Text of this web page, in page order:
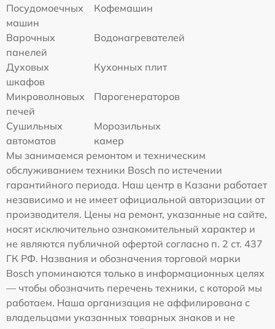
Посудомоечных
машин
Кофемашин
Варочных
панелей
Водонагревателей
Духовых
шкафов
Кухонных плит
Микроволновых
печей
Парогенераторов
Сушильных
автоматов
Морозильных
камер
Мы занимаемся ремонтом и техническим
обслуживанием техники Bosch по истечении
гарантийного периода. Наш центр в Казани работает
независимо и не имеет официальной авторизации от
производителя. Цены на ремонт, указанные на сайте,
носят исключительно ознакомительный характер и
не являются публичной офертой согласно п. 2 ст. 437
ГК РФ. Названия и обозначения торговой марки
Bosch упоминаются только в информационных целях
— чтобы обозначить перечень техники, с которой мы
работаем. Наша организация не аффилирована с
владельцами указанных товарных знаков и не